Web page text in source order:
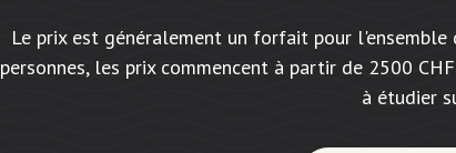
Le prix est généralement un forfait pour l'ensemble
personnes, les prix commencent à partir de 2500
à étudier